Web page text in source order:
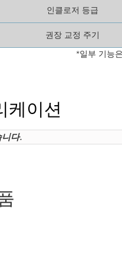
인클로저 등급
권장 교정 주기
*일부 기능
케이션
다.